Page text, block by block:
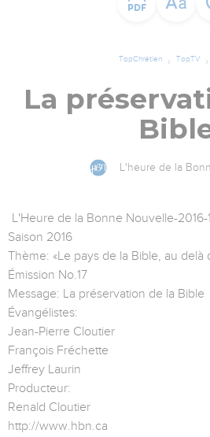
TopChrétien TopTV
La
L'heure de la
L'Heure de la Bonne Nouvelle-2016-
Saison 2016
Thème: «Le pays de la Bible, au delà
Émission No.17
Message: La préservation de la Bible
Évangélistes:
Jean-Pierre Cloutier
François Fréchette
Jeffrey Laurin
Producteur:
Renald Cloutier
http://www.hbn.ca